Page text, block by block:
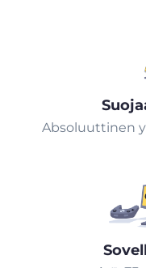
Absoluuttinen